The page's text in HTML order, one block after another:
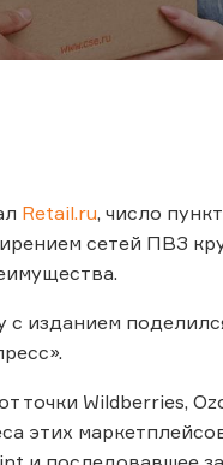
Retail.ru, число
сетей ПВЗ
изданием
Wildberries,
этих